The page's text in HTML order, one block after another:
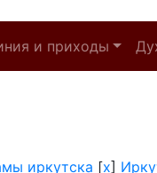
и приходы
иркутска [x]